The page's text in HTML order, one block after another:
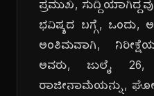
ಪ್ರಮುಖ,
ಭವಿಷ್ಯದ ಬಗ್ಗೆ, ಒಂದು,
ಅಂತಿಮವಾಗಿ,
ಅವರು, ಜುಲೈ 26,
ರಾಜೀನಾಮೆಯನ್ನು,